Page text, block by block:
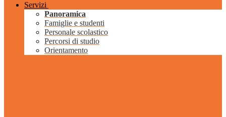
Servizi
Panoramica
Famiglie e studenti
Personale scolastico
Percorsi di studio
Orientamento